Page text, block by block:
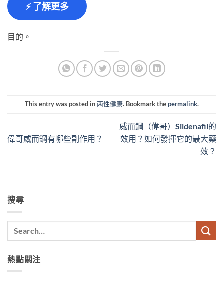
⚡ 了解更多
目的。
This entry was posted in两性健康. Bookmark thepermalink.
偉哥威而鋼有哪些副作用？
威而鋼（偉哥）Sildenafil的
效用？如何發揮它的最大藥
效？
搜尋
熱點關注